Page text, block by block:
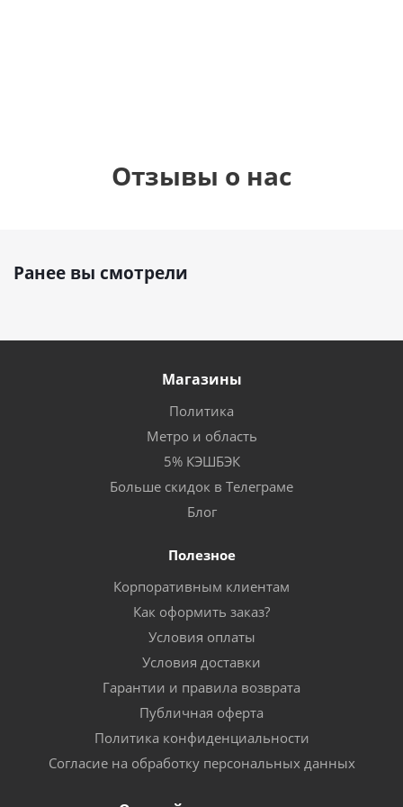
Отзывы о нас
Ранее вы смотрели
Магазины
Политика
Метро и область
5% КЭШБЭК
Больше скидок в Телеграме
Блог
Полезное
Корпоративным клиентам
Как оформить заказ?
Условия оплаты
Условия доставки
Гарантии и правила возврата
Публичная оферта
Политика конфиденциальности
Согласие на обработку персональных данных